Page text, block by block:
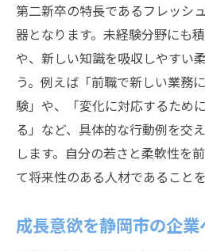
第二新卒の特長であるフレッシ
器となります。未経験分野にも
や、新しい知識を吸収しやすい
う。例えば「前職で新しい業務
験」や、「変化に対応するため
る」など、具体的な行動例を交
します。自分の若さと柔軟性を
て将来性のある人材であること
成長意欲を静岡市の企